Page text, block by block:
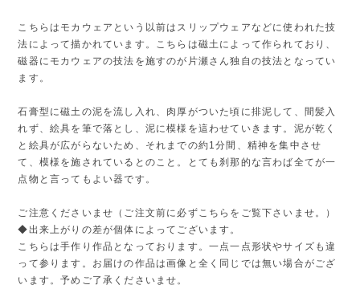
こちらはモカウェアという以前はスリップウェアなどに使われた技
法によって描かれています。こちらは磁土によって作られており、
磁器にモカウェアの技法を施すのが片瀬さん独自の技法となってい
ます。
石膏型に磁土の泥を流し入れ、肉厚がついた頃に排泥して、間髪入
れず、絵具を筆で落とし、泥に模様を這わせていきます。泥が乾く
と絵具が広がらないため、それまでの約1分間、精神を集中させ
て、模様を施されているとのこと。とても刹那的な言わば全てが一
点物と言ってもよい器です。
ご注意くださいませ（ご注文前に必ずこちらをご覧下さいませ。）
◆出来上がりの差が個体によってございます。
こちらは手作り作品となっております。一点一点形状やサイズも違
って参ります。お届けの作品は画像と全く同じでは無い場合がござ
います。予めご了承くださいませ。